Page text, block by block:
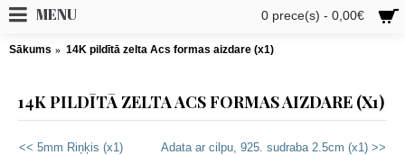
0 prece(s) - 0,00€
MENU
Sākums 14K pildītā zelta Acs formas aizdare (x1)
14K PILDĪTĀ ZELTA ACS FORMAS AIZDARE (X1)
<< 5mm Riņķis (x1) Adata ar cilpu, 925. sudraba 2.5cm (x1) >>